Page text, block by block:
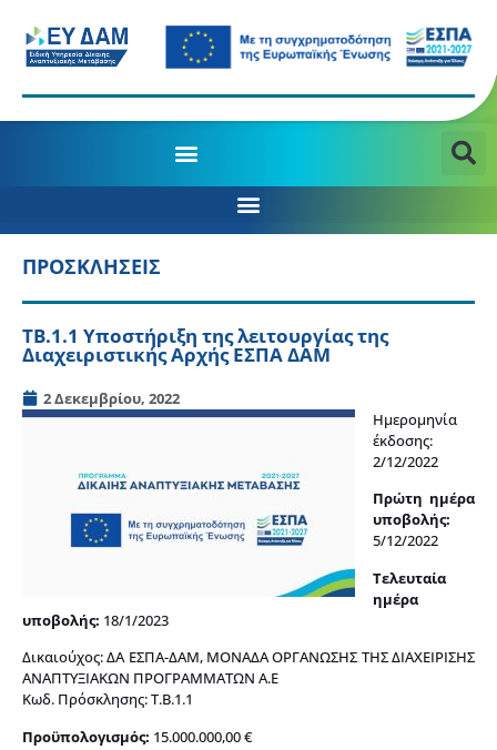
ΠΡΟΣΚΛΗΣΕΙΣ
ΤΒ.1.1 Υποστήριξη της λειτουργίας της
Διαχειριστικής Αρχής ΕΣΠΑ ΔΑΜ
2 Δεκεμβρίου, 2022
Ημερομηνία
έκδοσης:
2/12/2022
Πρώτη ημέρα
υποβολής:
5/12/2022
Τελευταία
ημέρα
υποβολής: 18/1/2023
Δικαιούχος: ΔΑ ΕΣΠΑ-ΔΑΜ, ΜΟΝΑΔΑ ΟΡΓΑΝΩΣΗΣ ΤΗΣ ΔΙΑΧΕΙΡΙΣΗΣ
ΑΝΑΠΤΥΞΙΑΚΩΝ ΠΡΟΓΡΑΜΜΑΤΩΝ Α.Ε
Κωδ. Πρόσκλησης: Τ.Β.1.1
Προϋπολογισμός: 15.000.000,00 €